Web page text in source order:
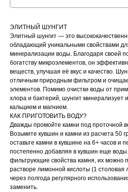
ЭЛИТНЫЙ ШУНГИТ
Элитный шунгит — это
обладающий уникальными свойствами
минерализации воды. Благодаря своей
богатству микроэлементов, он
веществ, улучшая её вкус и качество.
отличным природным фильтром и
элементов. Помимо очистки воды от
хлора и бактерий, шунгит минерализует
кальцием и магнием.
КАК ПРИГОТОВИТЬ ВОДУ?
Дважды промойте камни под проточной
Возьмите кувшин и камни из расчета 50
оставьте камни в кувшине на 6+ часов и
постепенно добавляя в кувшин еще
фильтрующие свойства камня, их можно
растворе лимонной кислоты (1 столовая
через полгода регулярного
заменить.